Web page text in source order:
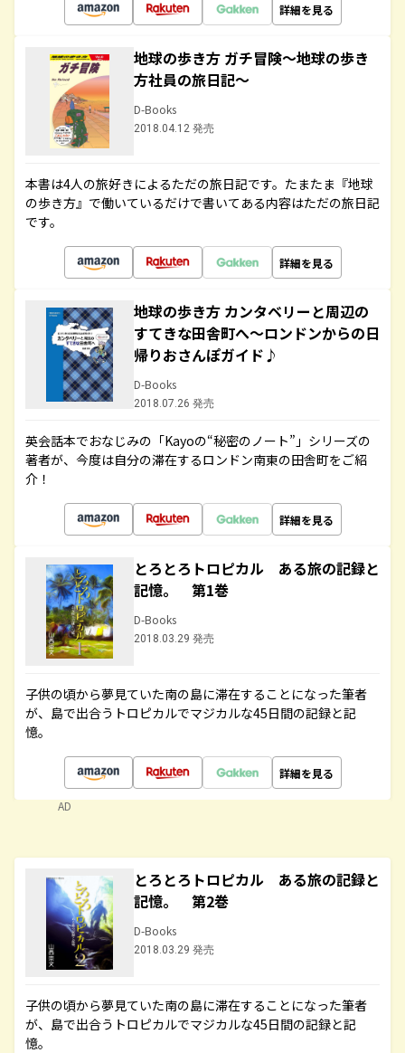
詳細を見る
地球の歩き方 ガチ冒険～地球の歩き
方社員の旅日記～
D-Books
2018.04.12 発売
本書は4人の旅好きによるただの旅日記です。たまたま『地球
の歩き方』で働いているだけで書いてある内容はただの旅日記
です。
詳細を見る
地球の歩き方 カンタベリーと周辺の
すてきな田舎町へ～ロンドンからの日
帰りおさんぽガイド♪
D-Books
2018.07.26 発売
英会話本でおなじみの「Kayoの“秘密のノート”」シリーズの
著者が、今度は自分の滞在するロンドン南東の田舎町をご紹
介！
詳細を見る
とろとろトロピカル ある旅の記録と
記憶。 第1巻
D-Books
2018.03.29 発売
子供の頃から夢見ていた南の島に滞在することになった筆者
が、島で出合うトロピカルでマジカルな45日間の記録と記
憶。
詳細を見る
AD
とろとろトロピカル ある旅の記録と
記憶。 第2巻
D-Books
2018.03.29 発売
子供の頃から夢見ていた南の島に滞在することになった筆者
が、島で出合うトロピカルでマジカルな45日間の記録と記
憶。